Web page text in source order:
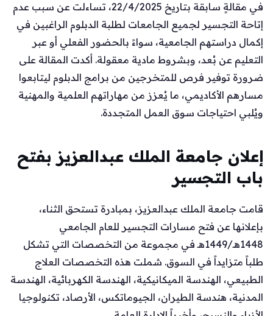
في مقالةٍ سابقة بتاريخ 22/4/2025، تساءلت عن سبب عدم
إتاحة التجسير لجميع الجامعات لطلبة الدبلوم الراغبين في
إكمال دراستهم الجامعية، سواءً بالحضور الفعلي أو عبر
التعليم عن بُعد، وبشروط مادية معقولة. أكدت المقالة على
ضرورة توفير فرص للمتخرجين من برامج الدبلوم ليتابعوا
مسارهم الأكاديمي، ما يُعزز من مهاراتهم العلمية والمهنية
ويُلبي احتياجات سوق العمل المتجددة.
إعلان جامعة الملك عبدالعزيز بفتح
باب التجسير
قامت جامعة الملك عبدالعزيز، بمبادرة تستحق الثناء،
بإعلانها عن فتح مسارات التجسير للعام الجامعي
1448هـ/1449هـ في مجموعة من التخصصات التي تشكل
طلباً متزايداً في السوق. شملت هذه التخصصات العلاج
الطبيعي، الهندسة الميكانيكية، الهندسة الكهربائية، الهندسة
المدنية، هندسة الطيران، الجيوماتكس، الأرصاد، تكنولوجيا